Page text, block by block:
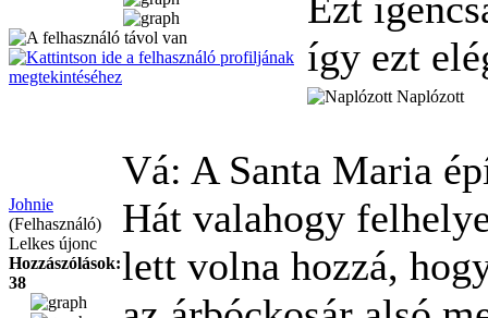
így ezt
Naplózott
Johnie
(Felhasználó)
Lelkes újonc
Hozzászólások:
38
Vá: A Santa Maria
Hát valahogy
lett volna hozzá,